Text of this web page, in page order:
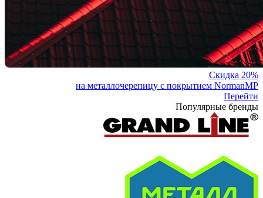
Скидка 20%
на металлочерепицу с покрытием NormanMP
Перейти
Популярные бренды